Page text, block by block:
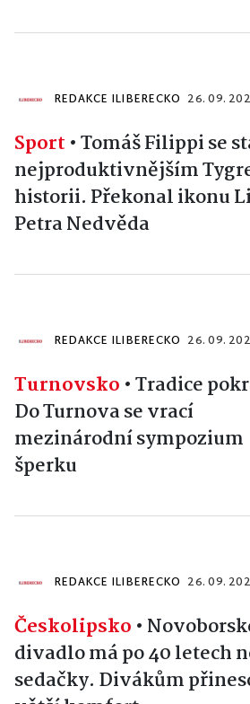
REDAKCE ILIBERECKO 26. 09.
Sport •Tomáš Filippi se
nejproduktivnějším
historii. Překonal ikonu
Petra Nedvěda
REDAKCE ILIBERECKO 26. 09.
Turnovsko •Tradice
Do Turnova se vrací
mezinárodní sympozium
šperku
REDAKCE ILIBERECKO 26. 09.
Českolipsko •
divadlo má po 40 letech
sedačky. Divákům